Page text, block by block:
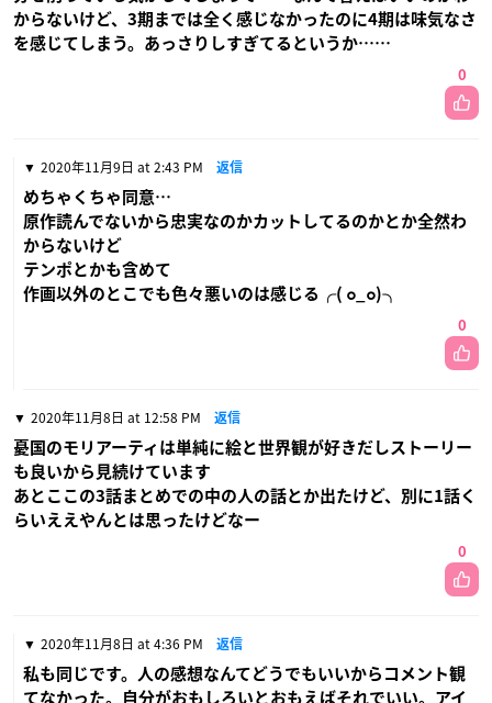
からないけど、3期までは全く感じなかったのに4期は味気なさ
を感じてしまう。あっさりしすぎてるというか……
0
2020年11月9日 at 2:43 PM 返信
めちゃくちゃ同意…
原作読んでないから忠実なのかカットしてるのかとか全然わ
からないけど
テンポとかも含めて
作画以外のとこでも色々悪いのは感じる╭( ๐_๐)╮
0
2020年11月8日 at 12:58 PM 返信
憂国のモリアーティは単純に絵と世界観が好きだしストーリー
も良いから見続けています
あとここの3話まとめでの中の人の話とか出たけど、別に1話く
らいええやんとは思ったけどなー
0
2020年11月8日 at 4:36 PM 返信
私も同じです。人の感想なんてどうでもいいからコメント観
てなかった。自分がおもしろいとおもえばそれでいい。アイ